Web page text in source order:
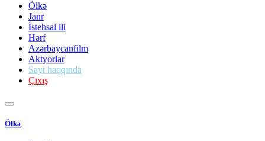
Ölkə
Janr
İstehsal ili
Hərf
Azərbaycanfilm
Aktyorlar
Sayt haqqında
Çıxış
Ölkə